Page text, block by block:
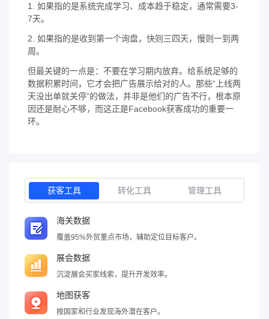
1. 如果指的是系统完成学习、成本趋于稳定，通常需要3-
7天。
2. 如果指的是收到第一个询盘，快则三四天，慢则一到两
周。
但最关键的一点是：不要在学习期内放弃。给系统足够的
数据积累时间，它才会把广告展示给对的人。那些“上线两
天没出单就关停”的做法，并非是他们的广告不行，根本原
因还是耐心不够，而这正是Facebook获客成功的重要一
环。
获客工具 转化工具 管理工具
海关数据
覆盖95%外贸重点市场，辅助定位目标客户。
展会数据
沉淀展会买家线索，提升开发效率。
地图获客
按国家和行业发现海外潜在客户。